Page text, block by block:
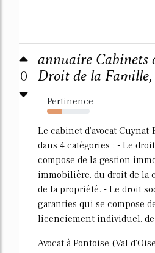
0
annuaire Cabinets
Droit de la
Pertinence
36%
Le cabinet d'avocat
dans 4 catégories : - Le
compose de la gestion
immobilière, du droit de la
de la propriété. - Le droit
garanties qui se compose
licenciement individuel,
Avocat à Pontoise (Val